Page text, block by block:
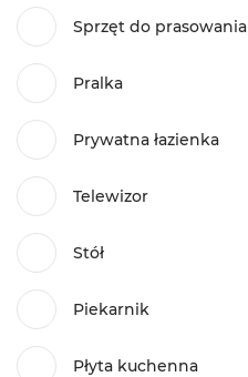
Sprzęt do prasowania
Pralka
Prywatna łazienka
Telewizor
Stół
Piekarnik
Płyta kuchenna